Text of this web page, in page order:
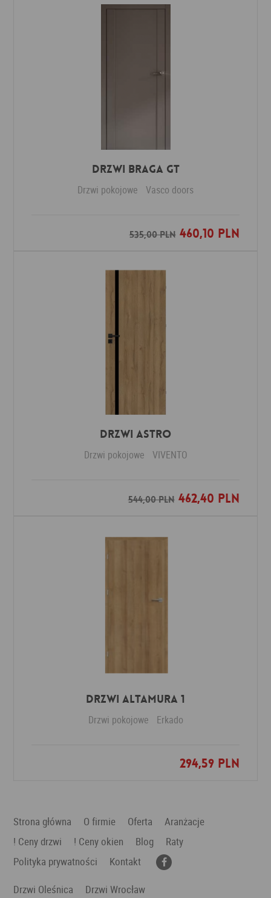
Drzwi Braga GT
Drzwi pokojowe Vasco doors
535,00 PLN460,10 PLN
Dodaj do ulubionych
Drzwi ASTRO
Drzwi pokojowe VIVENTO
544,00 PLN462,40 PLN
Dodaj do ulubionych
Drzwi Altamura 1
Drzwi pokojowe Erkado
294,59 PLN
Dodaj do ulubionych
Strona główna O firmie Oferta
Aranżacje
! Ceny drzwi
! Ceny okien Blog
Raty
Polityka prywatności
Kontakt
Drzwi Oleśnica
Drzwi Wrocław